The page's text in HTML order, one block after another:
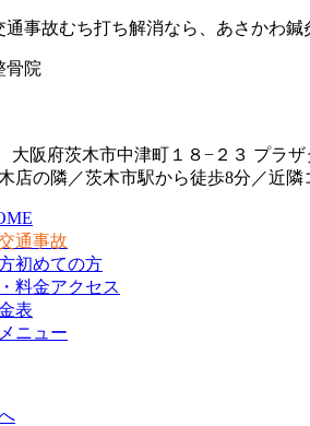
通事故むち打ち解消なら、あさかわ鍼
大阪府茨木市中津町１８−２３ プラザ
店の隣／茨木市駅から徒歩8分／近
通事故
初めての方
アクセス
表
メニュー